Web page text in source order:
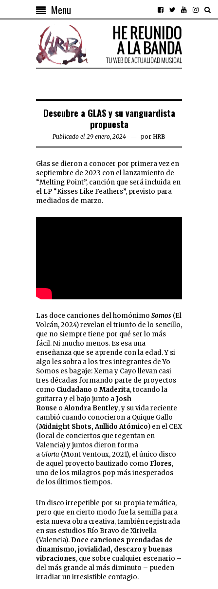
Menu
Descubre a GLAS y su vanguardista
propuesta
Publicado el 29 enero, 2024 por HRB
Glas se dieron a conocer por primera vez en
septiembre de 2023 con el lanzamiento de
“Melting Point”, canción que será incluida en
el LP “Kisses Like Feathers”, previsto para
mediados de marzo.
Las doce canciones del homónimo Somos (El
Volcán, 2024) revelan el triunfo de lo sencillo,
que no siempre tiene por qué ser lo más
fácil. Ni mucho menos. Es esa una
enseñanza que se aprende con la edad. Y si
algo les sobra a los tres integrantes de Yo
Somos es bagaje: Xema y Cayo llevan casi
tres décadas formando parte de proyectos
como Ciudadano o Maderita, tocando la
guitarra y el bajo junto aJosh
Rouse oAlondra Bentley, y su vida reciente
cambió cuando conocieron a Quique Gallo
(Midnight Shots, Aullido Atómico) en el CEX
(local de conciertos que regentan en
Valencia) y juntos dieron forma
aGloria (Mont Ventoux, 2021), el único disco
de aquel proyecto bautizado como Flores,
uno de los milagros pop más inesperados
de los últimos tiempos.
Un disco irrepetible por su propia temática,
pero que en cierto modo fue la semilla para
esta nueva obra creativa, también registrada
en sus estudios Río Bravo de Xirivella
(Valencia). Doce canciones prendadas de
dinamismo, jovialidad, descaro y buenas
vibraciones, que sobre cualquier escenario –
del más grande al más diminuto – pueden
irradiar un irresistible contagio.